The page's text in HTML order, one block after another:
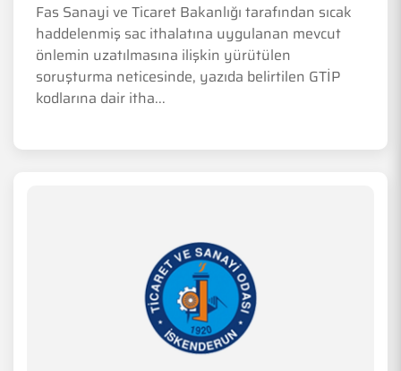
Fas Sanayi ve Ticaret Bakanlığı tarafından sıcak
haddelenmiş sac ithalatına uygulanan mevcut
önlemin uzatılmasına ilişkin yürütülen
soruşturma neticesinde, yazıda belirtilen GTİP
kodlarına dair itha...